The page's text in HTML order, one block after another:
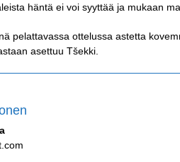
häntä ei voi syyttää ja mukaan
pelattavassa ottelussa astetta
asettuu Tšekki.